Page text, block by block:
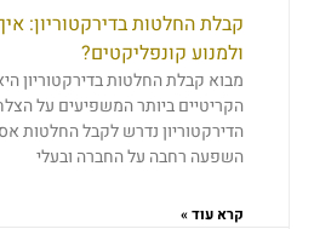
קבלת החלטות בדירקטוריון:
ולמנוע קונפליקטים?
מבוא קבלת החלטות בדירקטוריון
הקריטיים ביותר המשפיעים על
הדירקטוריון נדרש לקבל החלטות
השפעה רחבה על החברה ובעלי
קרא עוד »